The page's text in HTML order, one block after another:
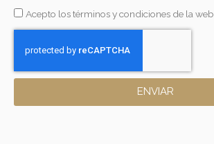
Acepto los términos y condiciones de la web
ENVIAR